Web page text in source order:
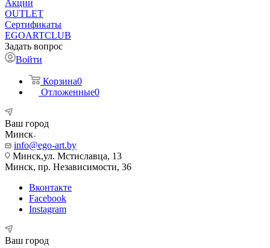
Акции
OUTLET
Сертификаты
EGOARTCLUB
Задать вопрос
Войти
Корзина0
Отложенные0
Ваш город
Минск
info@ego-art.by
Минск,ул. Мстиславца, 13
Минск, пр. Независимости, 36
Вконтакте
Facebook
Instagram
Ваш город